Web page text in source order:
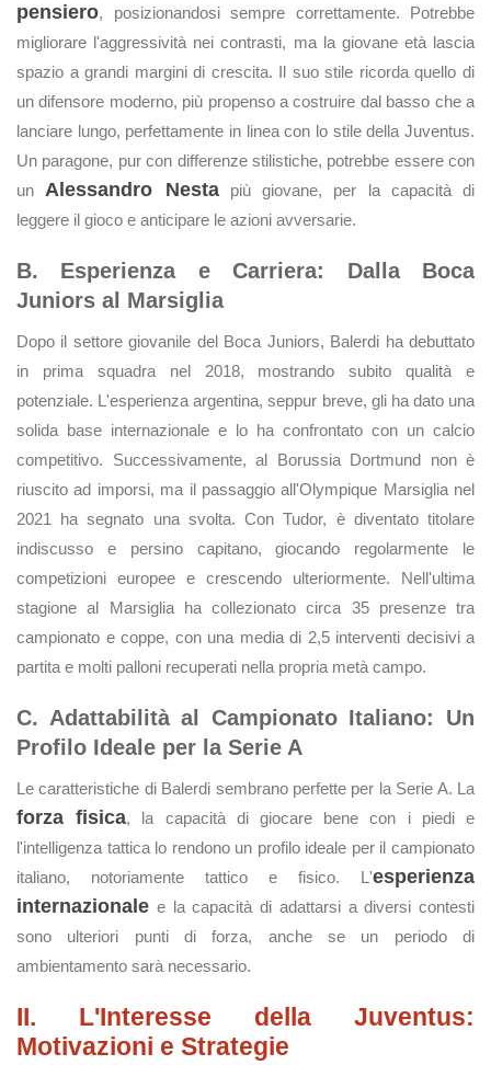
pensiero, posizionandosi sempre correttamente. Potrebbe
migliorare l'aggressività nei contrasti, ma la giovane età lascia
spazio a grandi margini di crescita. Il suo stile ricorda quello di
un difensore moderno, più propenso a costruire dal basso che a
lanciare lungo, perfettamente in linea con lo stile della Juventus.
Un paragone, pur con differenze stilistiche, potrebbe essere con
un Alessandro Nestapiù giovane, per la capacità di
leggere il gioco e anticipare le azioni avversarie.
B. Esperienza e Carriera: Dalla Boca
Juniors al Marsiglia
Dopo il settore giovanile del Boca Juniors, Balerdi ha debuttato
in prima squadra nel 2018, mostrando subito qualità e
potenziale. L'esperienza argentina, seppur breve, gli ha dato una
solida base internazionale e lo ha confrontato con un calcio
competitivo. Successivamente, al Borussia Dortmund non è
riuscito ad imporsi, ma il passaggio all'Olympique Marsiglia nel
2021 ha segnato una svolta. Con Tudor, è diventato titolare
indiscusso e persino capitano, giocando regolarmente le
competizioni europee e crescendo ulteriormente. Nell'ultima
stagione al Marsiglia ha collezionato circa 35 presenze tra
campionato e coppe, con una media di 2,5 interventi decisivi a
partita e molti palloni recuperati nella propria metà campo.
C. Adattabilità al Campionato Italiano: Un
Profilo Ideale per la Serie A
Le caratteristiche di Balerdi sembrano perfette per la Serie A. La
forza fisica, la capacità di giocare bene con i piedi e
l'intelligenza tattica lo rendono un profilo ideale per il campionato
italiano, notoriamente tattico e fisico. L'esperienza
internazionale e la capacità di adattarsi a diversi contesti
sono ulteriori punti di forza, anche se un periodo di
ambientamento sarà necessario.
II. L'Interesse della Juventus:
Motivazioni e Strategie